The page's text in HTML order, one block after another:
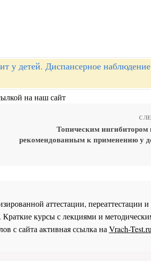
у детей. Диспансерное
на наш сайт
Топическим ингибитором
рекомендованным к применению у
аттестации,
курсы с лекциями и
с сайта активная ссылка на Vrach-Test.ru